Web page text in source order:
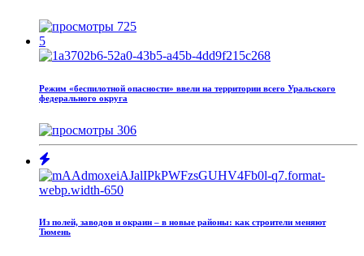
725
5
Режим «беспилотной опасности» ввели на территории всего Уральского
федерального округа
306
Из полей, заводов и окраин – в новые районы: как строители меняют
Тюмень